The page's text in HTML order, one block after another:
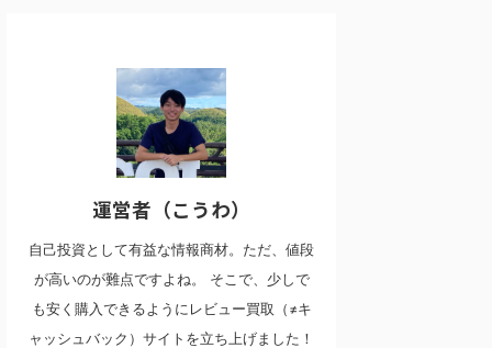
運営者（こうわ）
自己投資として有益な情報商材。ただ、値段
が高いのが難点ですよね。 そこで、少しで
も安く購入できるようにレビュー買取（≠キ
ャッシュバック）サイトを立ち上げました！